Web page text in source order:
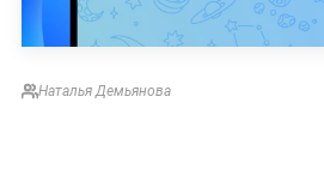
Наталья Демьянова